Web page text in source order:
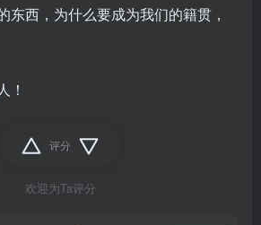
东西，为什么要成为我们的籍贯，
！
评分
欢迎为Ta评分